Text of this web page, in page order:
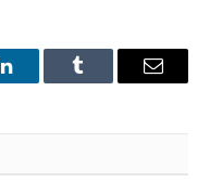
LinkedInTumblr Email